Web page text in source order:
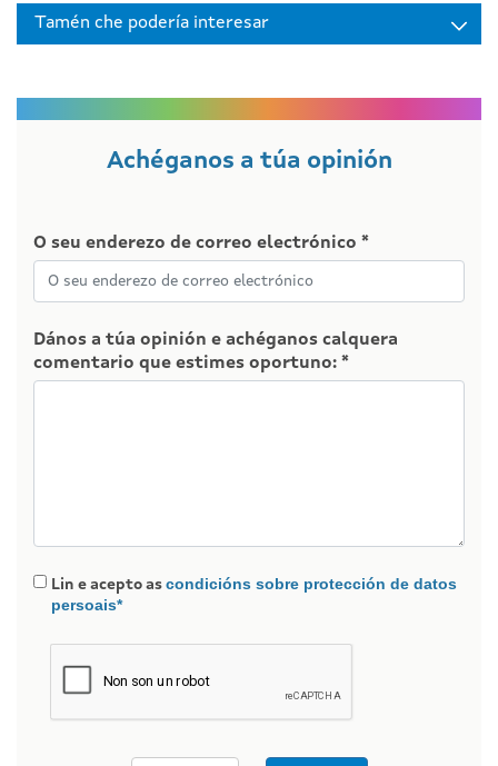
Tamén che podería interesar
Achéganos a túa opinión
O seu enderezo de correo electrónico *
Dános a túa opinión e achéganos calquera
comentario que estimes oportuno: *
Lin e acepto ascondicións sobre protección de datos
persoais*